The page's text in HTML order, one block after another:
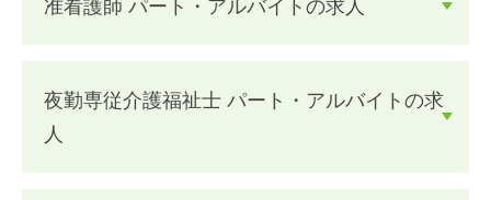
准看護師 パート・アルバイトの求人
夜勤専従介護福祉士 パート・アルバイトの求
人